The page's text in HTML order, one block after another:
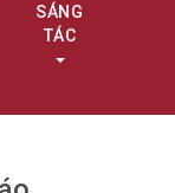
SÁNG
TÁC